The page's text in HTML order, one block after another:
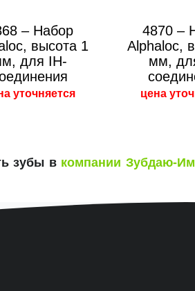
– Набор
высота 1
для IH-
уточняется
4870 –
Alphaloc,
мм,
цена
зубы в компании Зубдаю-